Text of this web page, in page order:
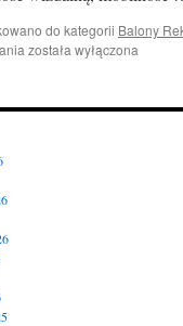
do kategorii Balony
Balony
Skuteczna
została wyłączona